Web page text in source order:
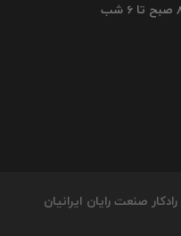
صنعت رایان ایرانیان